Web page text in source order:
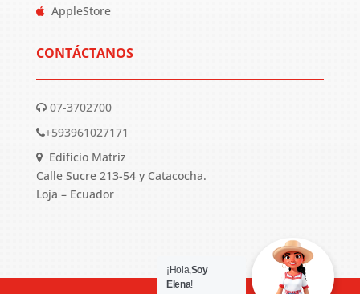
AppleStore
CONTÁCTANOS
07-3702700
+593961027171
Edificio Matriz
Calle Sucre 213-54 y Catacocha.
Loja – Ecuador
¡Hola,Soy
Elena!